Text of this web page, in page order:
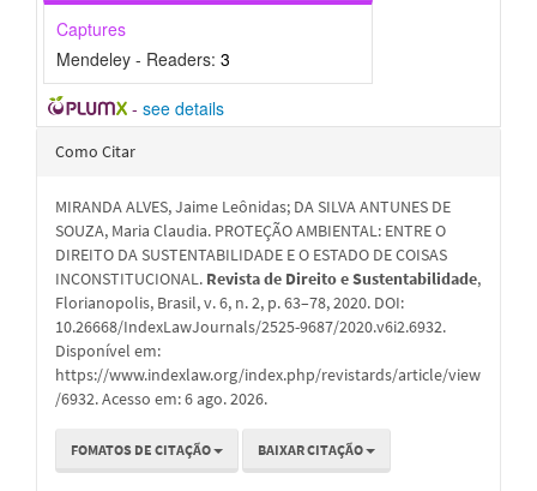
Captures
Mendeley - Readers: 3
- see details
Detalhes
artigo
Como Citar
MIRANDA ALVES, Jaime Leônidas; DA SILVA ANTUNES DE
SOUZA, Maria Claudia. PROTEÇÃO AMBIENTAL: ENTRE O
DIREITO DA SUSTENTABILIDADE E O ESTADO DE COISAS
INCONSTITUCIONAL. Revista de Direito e Sustentabilidade,
Florianopolis, Brasil, v. 6, n. 2, p. 63–78, 2020. DOI:
10.26668/IndexLawJournals/2525-9687/2020.v6i2.6932.
Disponível em:
https://www.indexlaw.org/index.php/revistards/article/view
/6932. Acesso em: 6 ago. 2026.
FOMATOS DE CITAÇÃO BAIXAR CITAÇÃO